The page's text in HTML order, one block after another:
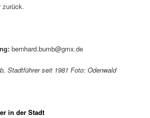
zurück.
bernhard.bumb@gmx.de
Stadtführer seit 1981 Foto: Odenwald
in der Stadt